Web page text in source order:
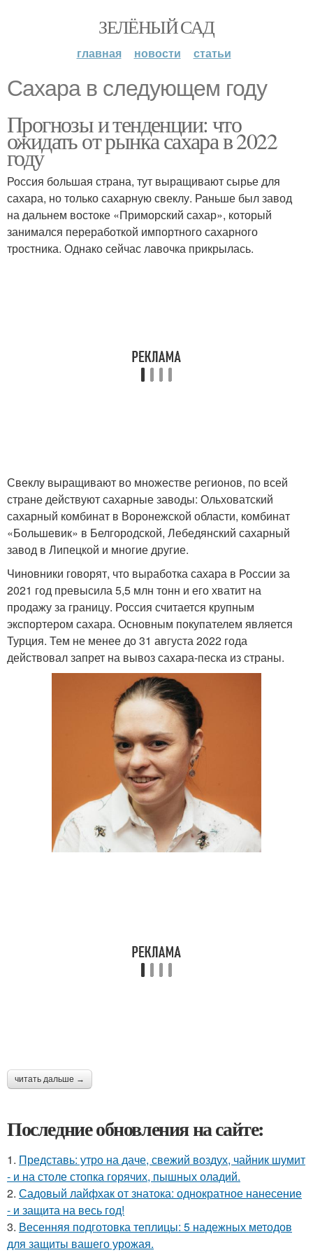
ЗЕЛЁНЫЙ САД
главная новости статьи
Сахара в следующем году
Прогнозы и тенденции: что
ожидать от рынка сахара в 2022
году
Россия большая страна, тут выращивают сырье для
сахара, но только сахарную свеклу. Раньше был завод
на дальнем востоке «Приморский сахар», который
занимался переработкой импортного сахарного
тростника. Однако сейчас лавочка прикрылась.
Свеклу выращивают во множестве регионов, по всей
стране действуют сахарные заводы: Ольховатский
сахарный комбинат в Воронежской области, комбинат
«Большевик» в Белгородской, Лебедянский сахарный
завод в Липецкой и многие другие.
Чиновники говорят, что выработка сахара в России за
2021 год превысила 5,5 млн тонн и его хватит на
продажу за границу. Россия считается крупным
экспортером сахара. Основным покупателем является
Турция. Тем не менее до 31 августа 2022 года
действовал запрет на вывоз сахара-песка из страны.
читать дальше →
Последние обновления на сайте:
1. Представь: утро на даче, свежий воздух, чайник шумит
- и на столе стопка горячих, пышных оладий.
2. Садовый лайфхак от знатока: однократное нанесение
- и защита на весь год!
3. Весенняя подготовка теплицы: 5 надежных методов
для защиты вашего урожая.